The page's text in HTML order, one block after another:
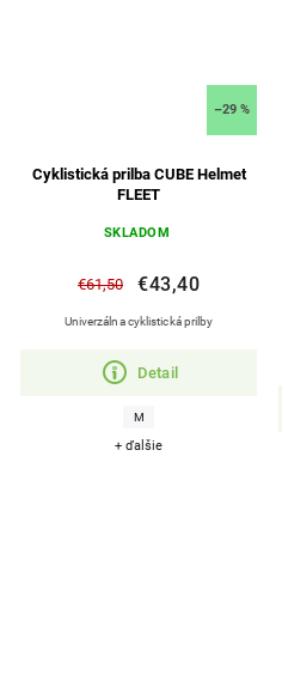
–29 %
Cyklistická prilba CUBE Helmet
FLEET
SKLADOM
€61,50 €43,40
Detail
Univerzálna cyklistická prilby
M
+ ďalšie